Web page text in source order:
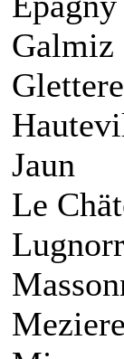
Galmiz
Jaun
Le